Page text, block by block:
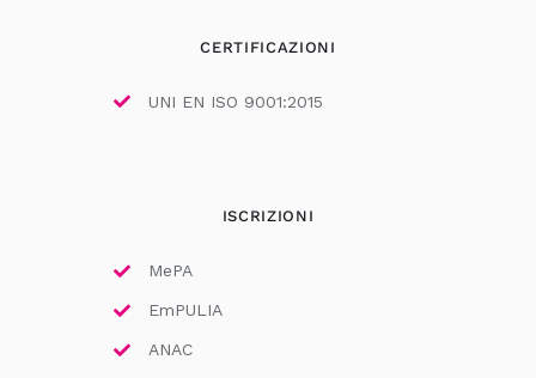
CERTIFICAZIONI
UNI EN ISO 9001:2015
ISCRIZIONI
MePA
EmPULIA
ANAC